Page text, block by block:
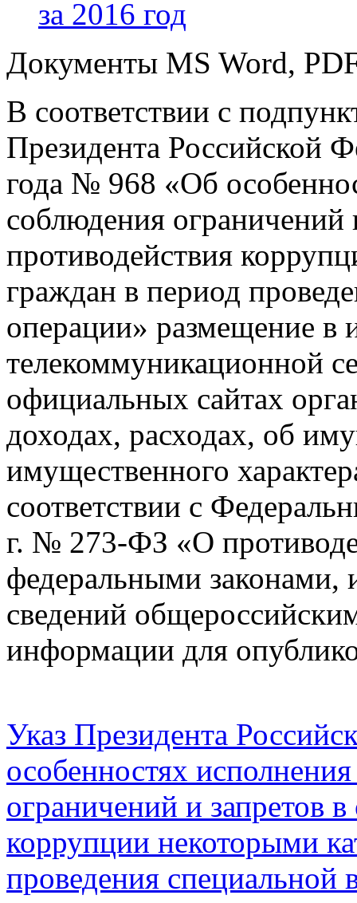
за 2016 год
Документы MS Word,
В соответствии с
Президента Российской
года № 968 «Об
соблюдения ограничений
противодействия
граждан в период
операции» размещение в
телекоммуникационной
официальных сайтах
доходах, расходах, об
имущественного
соответствии с
г. № 273-ФЗ «О
федеральными законами,
сведений
информации для
Указ Президента
особенностях
ограничений и запретов
коррупции некоторыми
проведения специальной